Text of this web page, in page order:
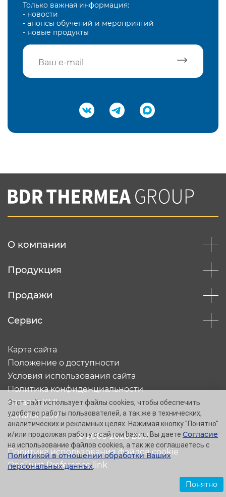
Только важная информация:
- новости
- анонсы обучений и мероприятий
- новые продукты
Подтвердить e-mail
Вы соглашаетесь с нашей политикой
конфеденциальности
О компании
Продукция
Продажи
Сервис
© 2005-2026 Baxi
Карта сайта
Положение о доступности
Условия использования сайта
Политика конфиденциальности
Каталог XML
Каталог CSV
Политика использования файлов cookie
OneTrust Preference link
Этот сайт использует файлы cookies, чтобы обеспечить
удобство работы пользователей, а так же в технических,
аналитических и рекламных целях. Нажимая кнопку "Понятно"
и/или продолжая работу с сайтом baxi.ru, Вы даете Согласие
на использование файлов cookies, а так же соглашаетесь с
Политикой в отношении обработки Ваших
персональных данных.
Понятно